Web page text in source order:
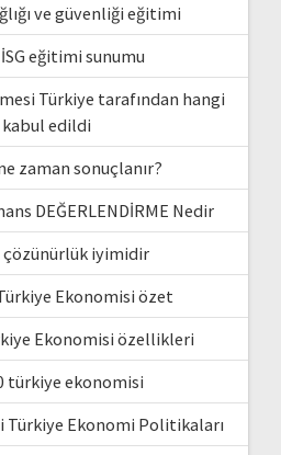
ve güvenliği eğitimi
eğitimi sunumu
Türkiye tarafından hangi
kabul edildi
zaman sonuçlanır?
DEĞERLENDİRME Nedir
çözünürlük iyimidir
Ekonomisi özet
Ekonomisi özellikleri
türkiye ekonomisi
Türkiye Ekonomi Politikaları